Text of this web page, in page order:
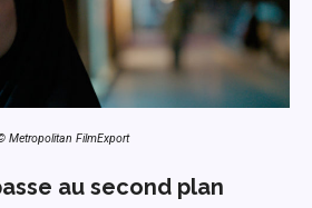
Metropolitan FilmExport
au second plan